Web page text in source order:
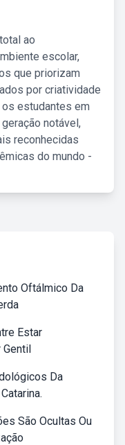
ao
escolar,
que priorizam
por criatividade
estudantes em
notável,
reconhecidas
do mundo -
Oftálmico Da
Estar
Gentil
Da
São Ocultas Ou